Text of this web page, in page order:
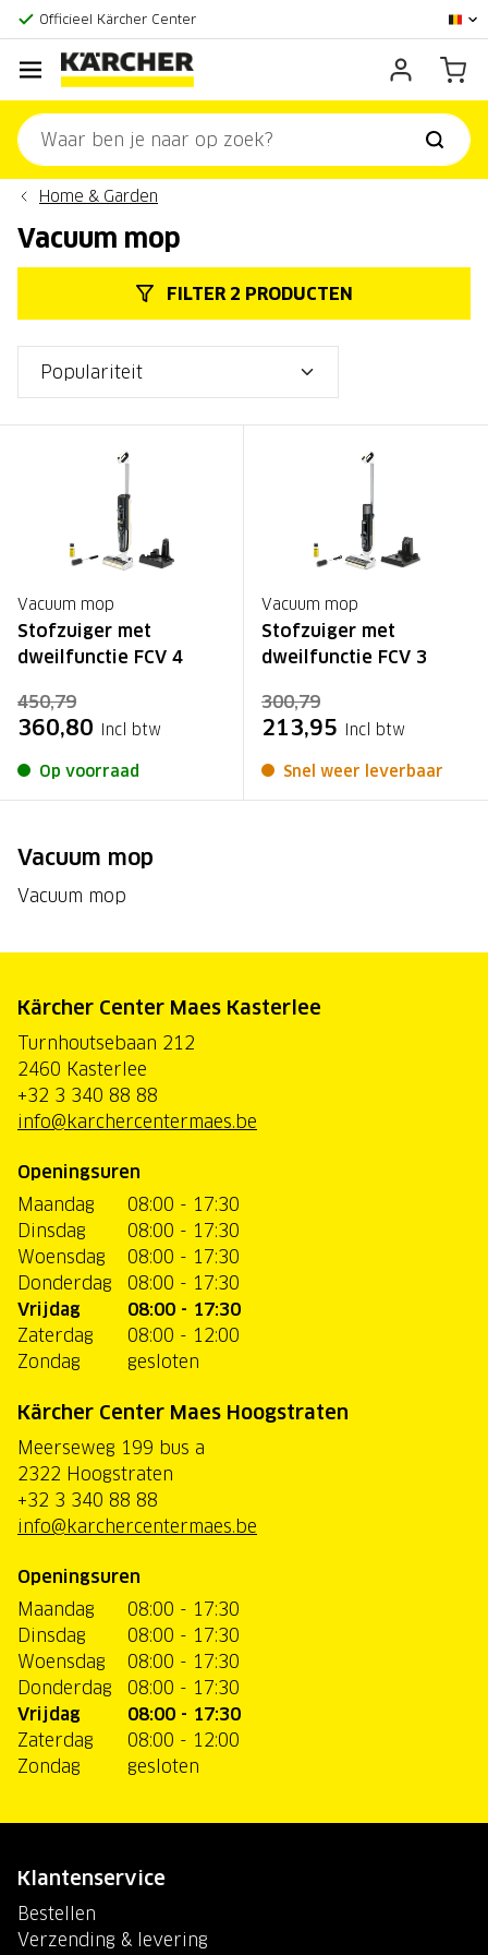
Officieel Kärcher Center
Klantenscore:9,3/10
Home & Garden
Vacuum mop
FILTER 2 PRODUCTEN
Vacuum mop
Stofzuiger met
dweilfunctie FCV 4
450,79
360,80 Incl btw
Op voorraad
Vacuum mop
Stofzuiger met
dweilfunctie FCV 3
300,79
213,95 Incl btw
Snel weer leverbaar
Vacuum mop
Vacuum mop
Kärcher Center Maes Kasterlee
Turnhoutsebaan 212
2460 Kasterlee
+32 3 340 88 88
info@karchercentermaes.be
Openingsuren
Maandag
08:00 - 17:30
Dinsdag
08:00 - 17:30
Woensdag
08:00 - 17:30
Donderdag
08:00 - 17:30
Vrijdag
08:00 - 17:30
Zaterdag
08:00 - 12:00
Zondag
gesloten
Kärcher Center Maes Hoogstraten
Meerseweg 199 bus a
2322 Hoogstraten
+32 3 340 88 88
info@karchercentermaes.be
Openingsuren
Maandag
08:00 - 17:30
Dinsdag
08:00 - 17:30
Woensdag
08:00 - 17:30
Donderdag
08:00 - 17:30
Vrijdag
08:00 - 17:30
Zaterdag
08:00 - 12:00
Zondag
gesloten
Klantenservice
Bestellen
Verzending & levering